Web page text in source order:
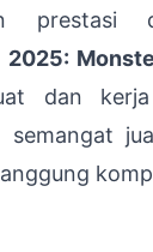
prestasi
dan
semangat